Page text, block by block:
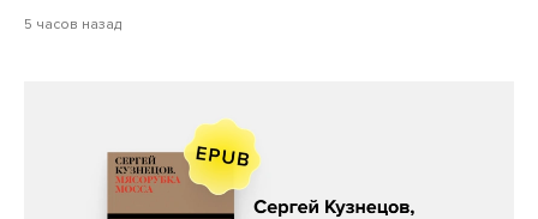
5 часов назад